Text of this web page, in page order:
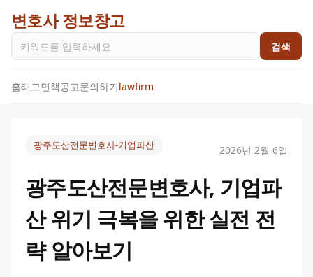
변호사 정보창고
검색
홈태그면책공고문의하기lawfirm
광주도산전문변호사-기업파산 2026년 2월 6일
광주도산전문변호사, 기업파
산 위기 극복을 위한 실전 전
략 알아보기